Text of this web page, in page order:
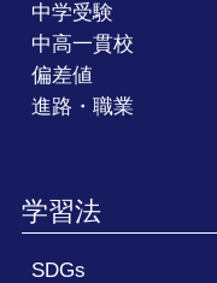
中学受験
中高一貫校
偏差値
進路・職業
学習法
SDGs